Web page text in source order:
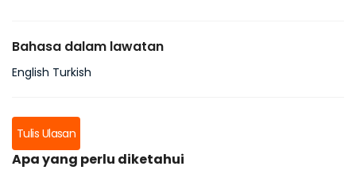
Bahasa dalam lawatan
English Turkish
Tulis Ulasan
Apa yang perlu diketahui